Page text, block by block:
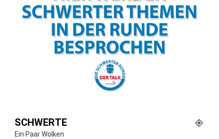
SCHWERTE
Ein Paar Wolken